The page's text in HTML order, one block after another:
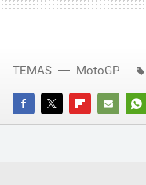
FACEBOOKTWITTERFLIPBOARD
E-
TEMAS MotoGP